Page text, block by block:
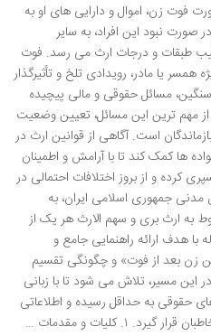
فوت زن، اموال و دارایی های او به
صورت نبود این افراد، به سایر
طبقات و درجات ارث می رسد. فوت
همسر یا مادر، رویدادی تلخ و تأثیرگذار
مسائل حقوقی و مالی پیچیده
از مهم ترین این مسائل، تعیین وضعیت
است. آگاهی از قوانین ارث در
ها کمک کند تا با آرامش و اطمینان
کرده و از بروز اختلافات احتمالی در
مدنی جمهوری اسلامی ایران، به
به ارث بری و سهم الارث هر یک از
با هدف ارائه راهنمایی جامع و
بعد از فوت» و چگونگی تقسیم
این مسیر، تلاش می شود تا با زبانی
حقوقی به حداقل رسیده و اطلاعاتی
۱. کلیات و مقدمات …